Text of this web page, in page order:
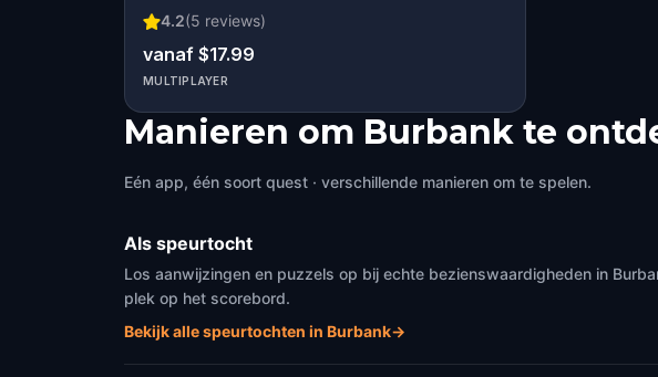
4.2(5 reviews)
vanaf $17.99
MULTIPLAYER
Manieren om Burbank te
Eén app, één soort quest · verschillende manieren om te spelen.
Als speurtocht
Los aanwijzingen en puzzels op bij echte bezienswaardigheden in
plek op het scorebord.
Bekijk alle speurtochten in Burbank→